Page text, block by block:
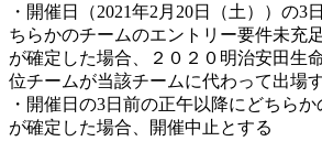
・開催日（2021年2月20日（土））の3
ちらかのチームのエントリー要件未充
が確定した場合、２０２０明治安田生
位チームが当該チームに代わって出場
・開催日の3日前の正午以降にどちら
が確定した場合、開催中止とする